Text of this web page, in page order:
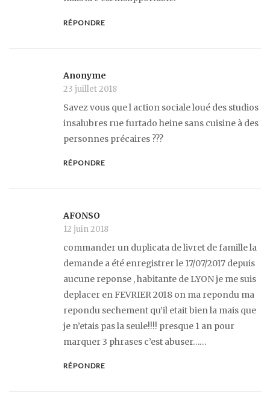
RÉPONDRE
Anonyme
23 juillet 2018
Savez vous que l action sociale loué des studios
insalubres rue furtado heine sans cuisine à des
personnes précaires ???
RÉPONDRE
AFONSO
12 juin 2018
commander un duplicata de livret de famille la
demande a été enregistrer le 17/07/2017 depuis
aucune reponse , habitante de LYON je me suis
deplacer en FEVRIER 2018 on ma repondu ma
repondu sechement qu’il etait bien la mais que
je n’etais pas la seule!!!! presque 1 an pour
marquer 3 phrases c’est abuser……
RÉPONDRE